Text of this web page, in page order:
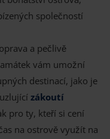
společností
a pečlivě
vám umožní
destinací, jako je
zákoutí
pro ty, kteří si cení
na ostrově využít na